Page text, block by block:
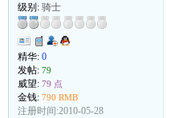
级别: 骑士
精华: 0
发帖: 79
威望: 79 点
金钱: 790 RMB
注册时间:2010-05-28